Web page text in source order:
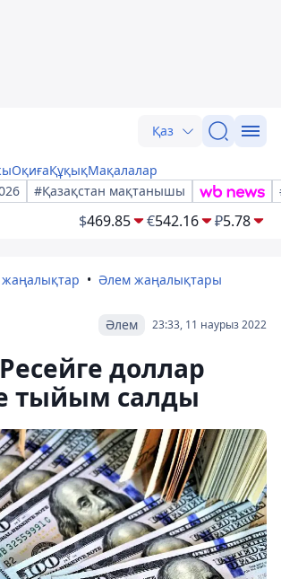
Қаз
ОқиғаҚұқықМақалалар
#Қазақстан мақтанышы
$469.85 €542.16 ₽5.78
Әлем жаңалықтары
23:33, 11 наурыз 2022
Әлем
доллар
тыйым салды